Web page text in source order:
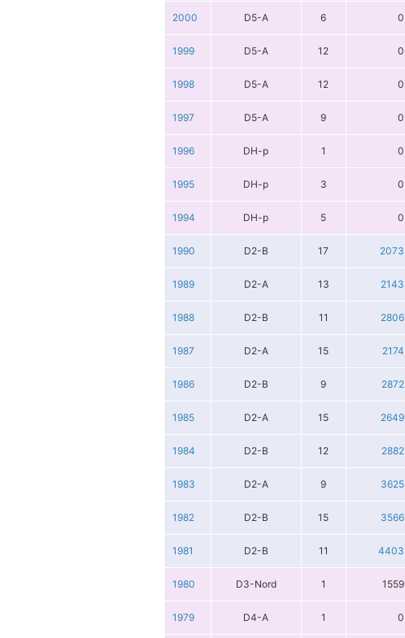
2000 D5-A 6 0
1999 D5-A 12 0
1998 D5-A 12 0
1997 D5-A 9 0
1996 DH-p 1 0
1995 DH-p 3 0
1994 DH-p 5 0
1990 D2-B 17 2073
1989 D2-A 13 2143
1988 D2-B 11 2806
1987 D2-A 15 2174
1986 D2-B 9 2872
1985 D2-A 15 2649
1984 D2-B 12 2882
1983 D2-A 9 3625
1982 D2-B 15 3566
1981 D2-B 11 4403
1980 D3-Nord 1 1559
1979 D4-A 1 0